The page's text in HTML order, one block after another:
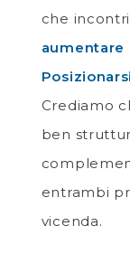
che
aumentare
Crediamo
ben
entrambi
vicenda.